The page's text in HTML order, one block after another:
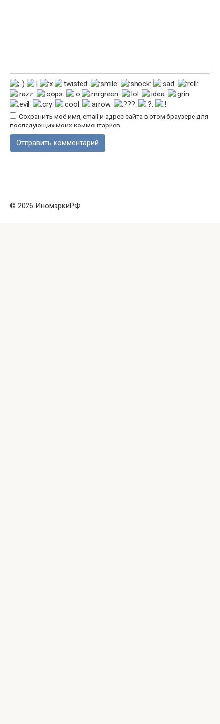
Сохранить моё имя, email и адрес сайта в этом браузере для
последующих моих комментариев.
© 2026 ИномаркиРФ